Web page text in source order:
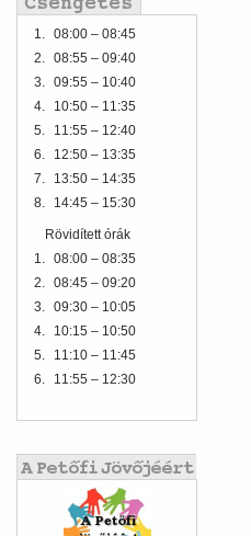
1. 08:00 – 08:45
2. 08:55 – 09:40
3. 09:55 – 10:40
4.
10:50 – 11:35
5.
11:55 – 12:40
6.
12:50 – 13:35
7.
13:50 – 14:35
8.
14:45 – 15:30
Rövidített órák
1. 08:00 – 08:35
2. 08:45 – 09:20
3. 09:30 – 10:05
4.
10:15 – 10:50
5.
11:10 – 11:45
6.
11:55 – 12:30